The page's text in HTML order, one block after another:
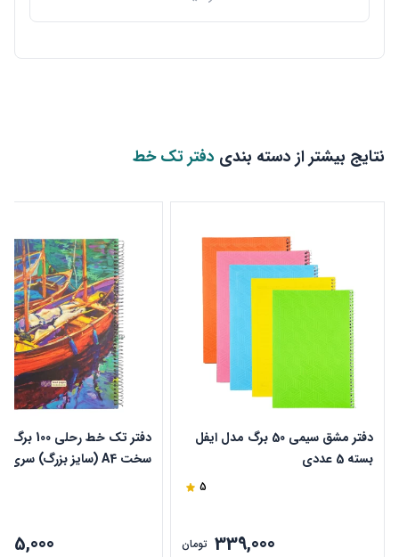
نتایج بیشتر از دسته بندی دفتر تک خط
دفتر مشق سیمی 50 برگ مدل ایفل
بسته 5 عددی
5
339,000 تومان
دفتر تک خط رحلی